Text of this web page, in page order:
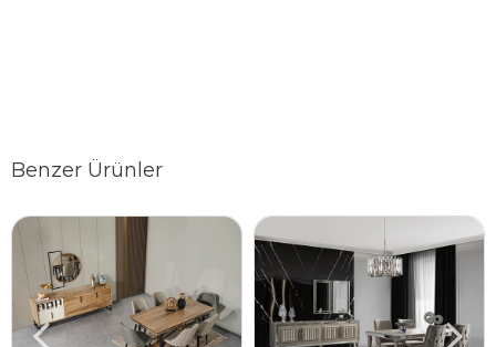
Benzer Ürünler